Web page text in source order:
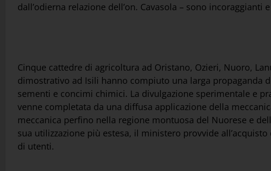
dall’odierna relazione dell’on. Cavasola – sono incoraggianti
Cinque cattedre di agricoltura ad Oristano, Ozieri, Nuoro,
dimostrativo ad Isili hanno compiuto una larga propaganda
sementi e concimi chimici. La divulgazione sperimentale e
venne completata da una diffusa applicazione della
meccanica perfino nella regione montuosa del Nuorese e
sua utilizzazione più estesa, il ministero provvide
di utenti.